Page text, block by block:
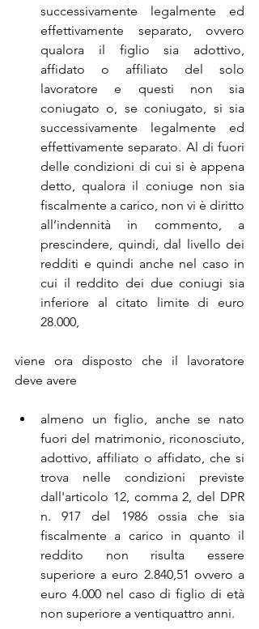
successivamente legalmente ed
effettivamente separato, ovvero
qualora il figlio sia adottivo,
affidato o affiliato del solo
lavoratore e questi non sia
coniugato o, se coniugato, si sia
successivamente legalmente ed
effettivamente separato. Al di fuori
delle condizioni di cui si è appena
detto, qualora il coniuge non sia
fiscalmente a carico, non vi è diritto
all’indennità in commento, a
prescindere, quindi, dal livello dei
redditi e quindi anche nel caso in
cui il reddito dei due coniugi sia
inferiore al citato limite di euro
28.000,
viene ora disposto che il lavoratore
deve avere
almeno un figlio, anche se nato
fuori del matrimonio, riconosciuto,
adottivo, affiliato o affidato, che si
trova nelle condizioni previste
dall'articolo 12, comma 2, del DPR
n. 917 del 1986 ossia che sia
fiscalmente a carico in quanto il
reddito non risulta essere
superiore a euro 2.840,51 ovvero a
euro 4.000 nel caso di figlio di età
non superiore a ventiquattro anni.